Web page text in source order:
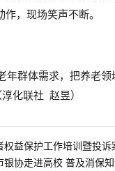
，现场笑声不断。
群体需求，把养老
化联社 赵昱）
益保护工作培训暨投诉
协走进高校 普及消保